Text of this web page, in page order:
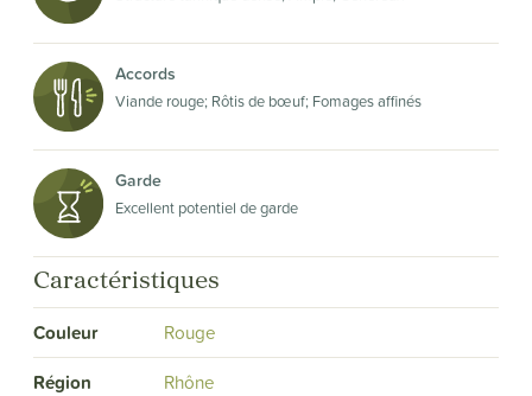
Accords
Viande rouge; Rôtis de bœuf; Fomages affinés
Garde
Excellent potentiel de garde
Caractéristiques
Couleur
Rouge
Région
Rhône